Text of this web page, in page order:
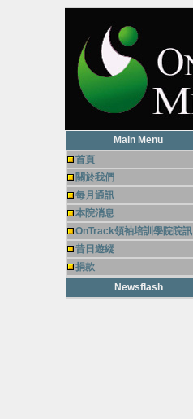
Main Menu
首頁
關於我們
每月通訊
本院消息
OnTrack領袖培訓學院院訊
昔日遊縱
捐款
Newsflash